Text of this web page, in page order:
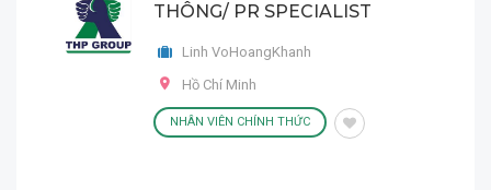
THÔNG/ PR SPECIALIST
Linh VoHoangKhanh
Hồ Chí Minh
NHÂN VIÊN CHÍNH THỨC